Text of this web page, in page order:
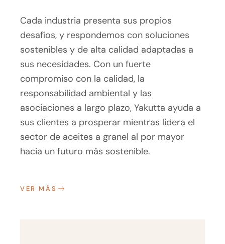
Cada industria presenta sus propios
desafíos, y respondemos con soluciones
sostenibles y de alta calidad adaptadas a
sus necesidades. Con un fuerte
compromiso con la calidad, la
responsabilidad ambiental y las
asociaciones a largo plazo, Yakutta ayuda a
sus clientes a prosperar mientras lidera el
sector de aceites a granel al por mayor
hacia un futuro más sostenible.
VER MÁS